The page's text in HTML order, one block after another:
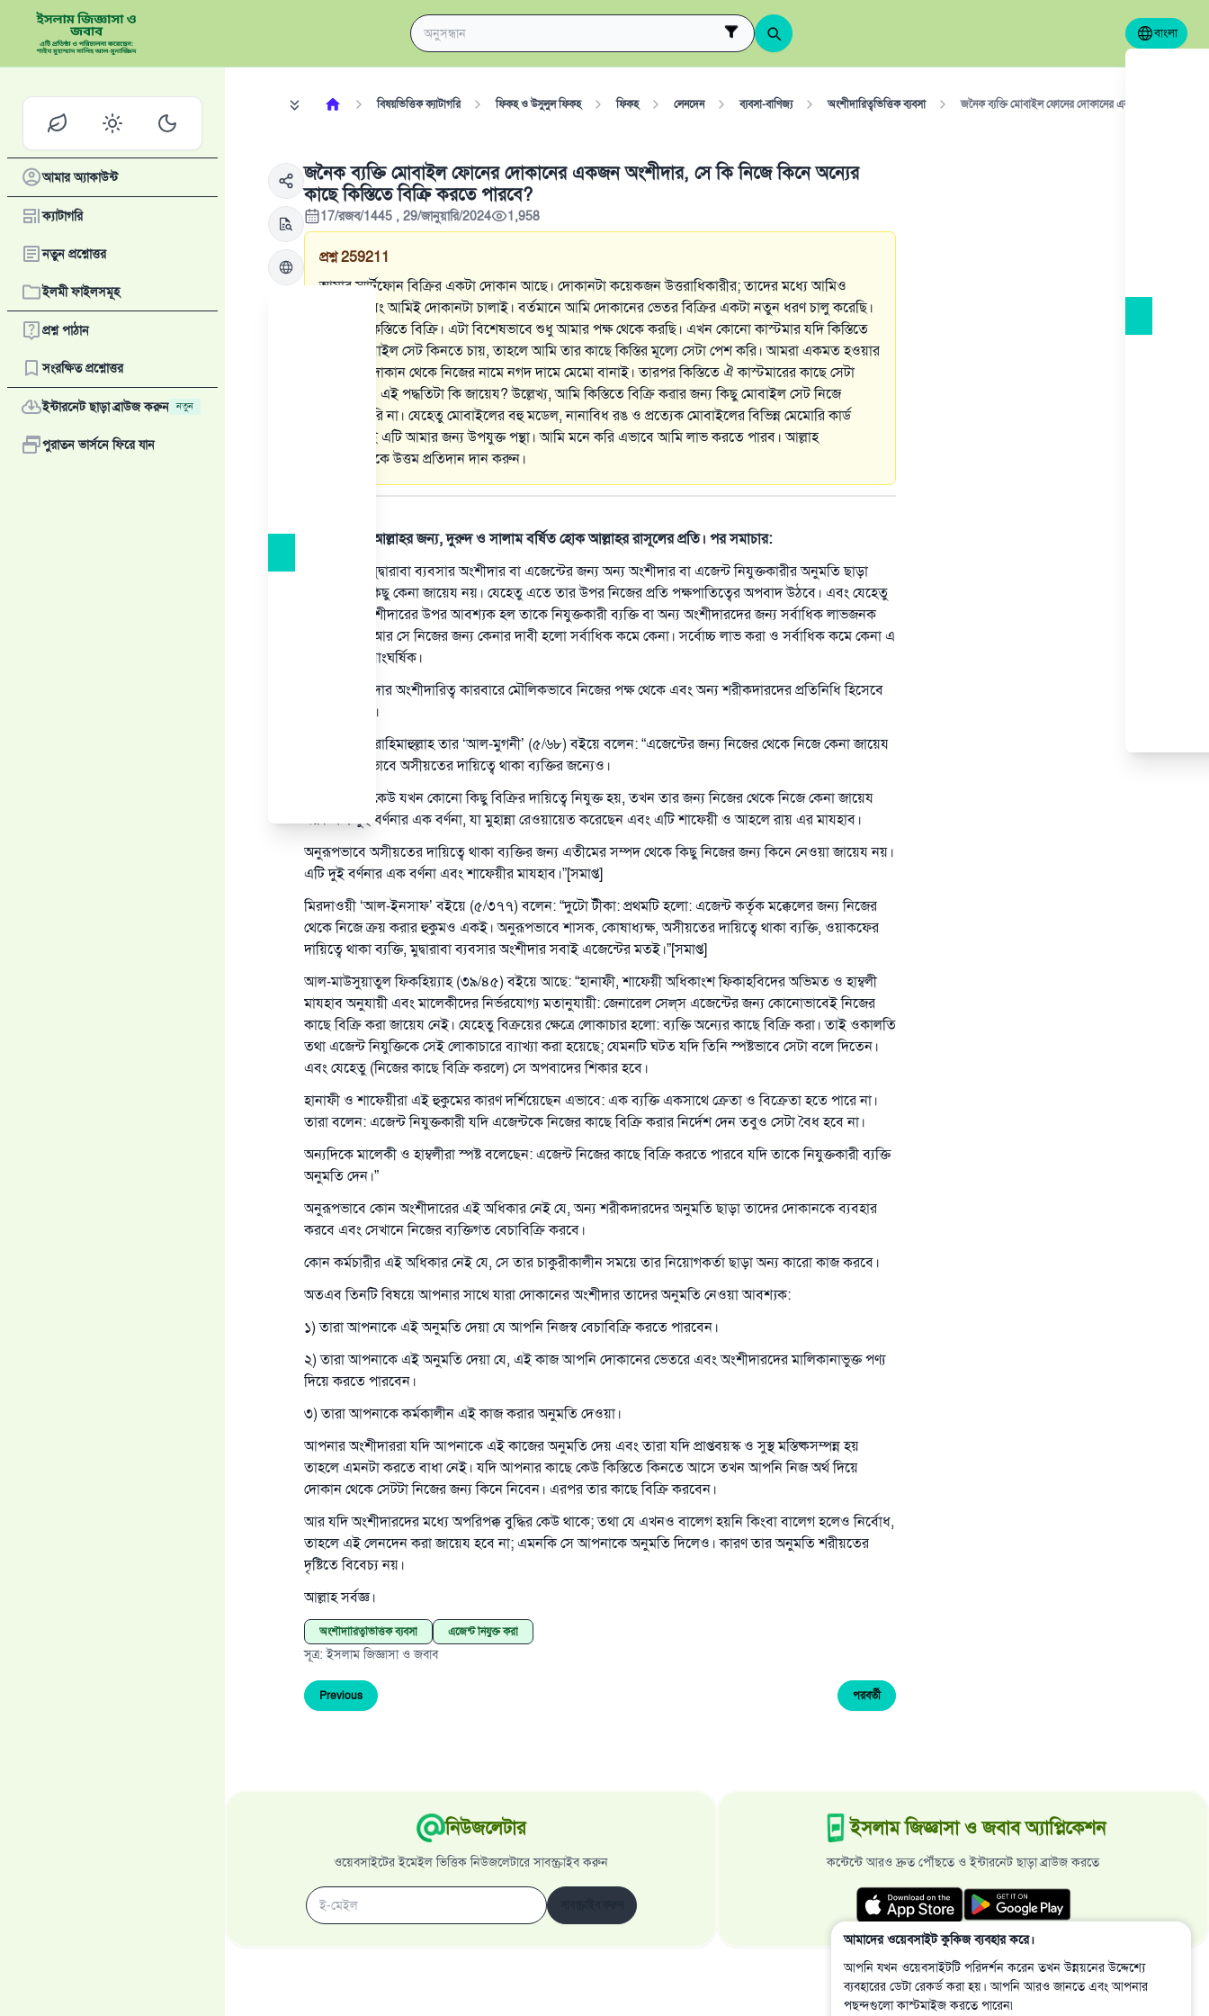
বাংলা
আমার অ্যাকাউন্ট
ক্যাটাগরি
নতুন প্রশ্নোত্তর
ইলমী ফাইলসমূহ
প্রশ্ন পাঠান
সংরক্ষিত প্রশ্নোত্তর
ইন্টারনেট ছাড়া ব্রাউজ করুন নতুন
পুরাতন ভার্সনে ফিরে যান
বিষয়ভিত্তিক ক্যাটাগরি ফিকহ ও উসুলুল ফিকহ ফিকহ লেনদেন ব্যবসা-বাণিজ্য অংশীদারিত্বভিত্তিক ব্যবসা জনৈক ব্যক্তি মোবাইল ফোনের দোকানের একজন অংশীদার, সে কি
জনৈক ব্যক্তি মোবাইল ফোনের দোকানের একজন অংশীদার, সে কি নিজে কিনে অন্যের
কাছে কিস্তিতে বিক্রি করতে পারবে?
17/রজব/1445 , 29/জানুয়ারি/2024 1,958
প্রশ্ন 259211
আমার স্মার্টফোন বিক্রির একটা দোকান আছে। দোকানটা কয়েকজন উত্তরাধিকারীর; তাদের মধ্যে আমিও
একজন এবং আমিই দোকানটা চালাই। বর্তমানে আমি দোকানের ভেতর বিক্রির একটা নতুন ধরণ চালু করেছি।
সেটা হল কিস্তিতে বিক্রি। এটা বিশেষভাবে শুধু আমার পক্ষ থেকে করছি। এখন কোনো কাস্টমার যদি কিস্তিতে
একটা মোবাইল সেট কিনতে চায়, তাহলে আমি তার কাছে কিস্তির মূল্যে সেটা পেশ করি। আমরা একমত হওয়ার
পর আমি দোকান থেকে নিজের নামে নগদ দামে মেমো বানাই। তারপর কিস্তিতে ঐ কাস্টমারের কাছে সেটা
বিক্রি করি। এই পদ্ধতিটা কি জায়েয? উল্লেখ্য, আমি কিস্তিতে বিক্রি কৱার জন্য কিছু মোবাইল সেট নিজে
কিনতে পারি না। যেহেতু মোবাইলের বহু মডেল, নানাবিধ রঙ ও প্রত্যেক মোবাইলের বিভিন্ন মেমোরি কার্ড
থাকে। তাই এটি আমার জন্য উপযুক্ত পন্থা। আমি মনে করি এভাবে আমি লাভ করতে পারব। আল্লাহ
আপনাদেরকে উত্তম প্রতিদান দান করুন।
সমস্ত প্রশংসা আল্লাহর জন্য, দুরুদ ও সালাম বর্ষিত হোক আল্লাহর রাসূলের প্রতি। পর সমাচার:
অংশীদার বা মুদ্বারাবা ব্যবসার অংশীদার বা এজেন্টের জন্য অন্য অংশীদার বা এজেন্ট নিযুক্তকারীর অনুমতি ছাড়া
নিজের জন্য কিছু কেনা জায়েয নয়। যেহেতু এতে তার উপর নিজের প্রতি পক্ষপাতিত্বের অপবাদ উঠবে। এবং যেহেতু
এজেন্ট বা অংশীদারের উপর আবশ্যক হল তাকে নিযুক্তকারী ব্যক্তি বা অন্য অংশীদারদের জন্য সর্বাধিক লাভজনক
কাজটা করা। আর সে নিজের জন্য কেনার দাবী হলো সর্বাধিক কমে কেনা। সর্বোচ্চ লাভ করা ও সর্বাধিক কমে কেনা এ
দুটি পরস্পর সাংঘর্ষিক।
একজন অংশীদার অংশীদারিত্ব কারবারে মৌলিকভাবে নিজের পক্ষ থেকে এবং অন্য শরীকদারদের প্রতিনিধি হিসেবে
লেনদেন করে।
ইবনে কুদামা রাহিমাহুল্লাহ তার ‘আল-মুগনী’ (৫/৬৮) বইয়ে বলেন: “এজেন্টের জন্য নিজের থেকে নিজে কেনা জায়েয
নেই। অনুরূপভাবে অসীয়তের দায়িত্বে থাকা ব্যক্তির জন্যেও।
সারকথা হল, কেউ যখন কোনো কিছু বিক্রির দায়িত্বে নিযুক্ত হয়, তখন তার জন্য নিজের থেকে নিজে কেনা জায়েয
নয়। এটা দুই বর্ণনার এক বর্ণনা, যা মুহান্না রেওয়ায়েত করেছেন এবং এটি শাফেয়ী ও আহলে রায় এর মাযহাব।
অনুরূপভাবে অসীয়তের দায়িত্বে থাকা ব্যক্তির জন্য এতীমের সম্পদ থেকে কিছু নিজের জন্য কিনে নেওয়া জায়েয নয়।
এটি দুই বর্ণনার এক বর্ণনা এবং শাফেয়ীর মাযহাব।”[সমাপ্ত]
মিরদাওয়ী ‘আল-ইনসাফ’ বইয়ে (৫/৩৭৭) বলেন: “দুটো টীকা: প্রথমটি হলো: এজেন্ট কর্তৃক মক্কেলের জন্য নিজের
থেকে নিজে ক্রয় করার হুকুমও একই। অনুরূপভাবে শাসক, কোষাধ্যক্ষ, অসীয়তের দায়িত্বে থাকা ব্যক্তি, ওয়াকফের
দায়িত্বে থাকা ব্যক্তি, মুদ্বারাবা ব্যবসার অংশীদার সবাই এজেন্টের মতই।”[সমাপ্ত]
আল-মাউসুয়াতুল ফিকহিয়্যাহ (৩৯/৪৫) বইয়ে আছে: “হানাফী, শাফেয়ী অধিকাংশ ফিকাহবিদের অভিমত ও হাম্বলী
মাযহাব অনুযায়ী এবং মালেকীদের নির্ভরযোগ্য মতানুযায়ী: জেনারেল সেল্‌স এজেন্টের জন্য কোনোভাবেই নিজের
কাছে বিক্রি করা জায়েয নেই। যেহেতু বিক্রয়ের ক্ষেত্রে লোকাচার হলো: ব্যক্তি অন্যের কাছে বিক্রি করা। তাই ওকালতি
তথা এজেন্ট নিযুক্তিকে সেই লোকাচারে ব্যাখ্যা করা হয়েছে; যেমনটি ঘটত যদি তিনি স্পষ্টভাবে সেটা বলে দিতেন।
এবং যেহেতু (নিজের কাছে বিক্রি করলে) সে অপবাদের শিকার হবে।
হানাফী ও শাফেয়ীরা এই হুকুমের কারণ দর্শিয়েছেন এভাবে: এক ব্যক্তি একসাথে ক্রেতা ও বিক্রেতা হতে পারে না।
তারা বলেন: এজেন্ট নিযুক্তকারী যদি এজেন্টকে নিজের কাছে বিক্রি করার নির্দেশ দেন তবুও সেটা বৈধ হবে না।
অন্যদিকে মালেকী ও হাম্বলীরা স্পষ্ট বলেছেন: এজেন্ট নিজের কাছে বিক্রি করতে পারবে যদি তাকে নিযুক্তকারী ব্যক্তি
অনুমতি দেন।”
অনুরূপভাবে কোন অংশীদারের এই অধিকার নেই যে, অন্য শরীকদারদের অনুমতি ছাড়া তাদের দোকানকে ব্যবহার
করবে এবং সেখানে নিজের ব্যক্তিগত বেচাবিক্রি করবে।
কোন কর্মচারীর এই অধিকার নেই যে, সে তার চাকুরীকালীন সময়ে তার নিয়োগকর্তা ছাড়া অন্য কারো কাজ করবে।
অতএব তিনটি বিষয়ে আপনার সাথে যারা দোকানের অংশীদার তাদের অনুমতি নেওয়া আবশ্যক:
১) তারা আপনাকে এই অনুমতি দেয়া যে আপনি নিজস্ব বেচাবিক্রি করতে পারবেন।
২) তারা আপনাকে এই অনুমতি দেয়া যে, এই কাজ আপনি দোকানের ভেতরে এবং অংশীদারদের মালিকানাভুক্ত পণ্য
দিয়ে করতে পারবেন।
৩) তারা আপনাকে কর্মকালীন এই কাজ করার অনুমতি দেওয়া।
আপনার অংশীদাররা যদি আপনাকে এই কাজের অনুমতি দেয় এবং তারা যদি প্রাপ্তবয়স্ক ও সুস্থ মস্তিষ্কসম্পন্ন হয়
তাহলে এমনটা করতে বাধা নেই। যদি আপনার কাছে কেউ কিস্তিতে কিনতে আসে তখন আপনি নিজ অর্থ দিয়ে
দোকান থেকে সেটটা নিজের জন্য কিনে নিবেন। এরপর তার কাছে বিক্রি করবেন।
আর যদি অংশীদারদের মধ্যে অপরিপক্ক বুদ্ধির কেউ থাকে; তথা যে এখনও বালেগ হয়নি কিংবা বালেগ হলেও নির্বোধ,
তাহলে এই লেনদেন করা জায়েয হবে না; এমনকি সে আপনাকে অনুমতি দিলেও। কারণ তার অনুমতি শরীয়তের
দৃষ্টিতে বিবেচ্য নয়।
আল্লাহ সর্বজ্ঞ।
অংশীদারিত্বভিত্তিক ব্যবসা এজেন্ট নিযুক্ত করা
সূত্র:ইসলাম জিজ্ঞাসা ও জবাব
Previous পরবর্তী
নিউজলেটার
ওয়েবসাইটের ইমেইল ভিত্তিক নিউজলেটারে সাবস্ক্রাইব করুন
ইসলাম জিজ্ঞাসা ও জবাব অ্যাপ্লিকেশন
কন্টেন্টে আরও দ্রুত পৌঁছতে ও ইন্টারনেট ছাড়া ব্রাউজ করতে
উত্তর নম্বর ১১০৮৪৫ একটি বিবাহ রক্ষা করেছিল।
উম্মাহকে উত্তর দিতে আমাদেরকে সহযোগিতা করুন
রাসূল সাল্লাল্লাহু আলাইহি ওয়া সাল্লাম বলেছেন
যে ব্যক্তি সৎ কর্মের পথ দেখাবে সে সৎকর্মকারীর সমান সওয়াব পাবে
(সহিহ মুসলিম; ১৮৯৩)
আমাদের ওয়েবসাইট কুকিজ ব্যবহার করে।
আপনি যখন ওয়েবসাইটটি পরিদর্শন করেন তখন উন্নয়নের উদ্দেশ্যে
ব্যবহারের ডেটা রেকর্ড করা হয়। আপনি আরও জানতে এবং আপনার
পছন্দগুলো কাস্টমাইজ করতে পারেন৷